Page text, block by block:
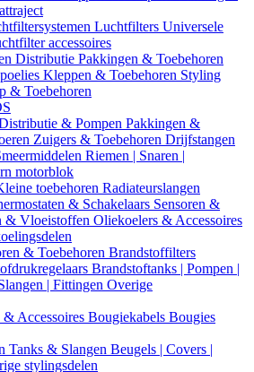
Luchtfilters Universele
accessoires
Distributie Pakkingen & Toebehoren
Kleppen & Toebehoren Styling
& Toebehoren
& Pompen Pakkingen &
Zuigers & Toebehoren Drijfstangen
Riemen | Snaren |
motorblok
toebehoren Radiateurslangen
& Schakelaars Sensoren &
& Vloeistoffen Oliekoelers & Accessoires
& Toebehoren Brandstoffilters
Brandstoftanks | Pompen |
| Fittingen Overige
Accessoires Bougiekabels Bougies
Tanks & Slangen Beugels | Covers |
stylingsdelen